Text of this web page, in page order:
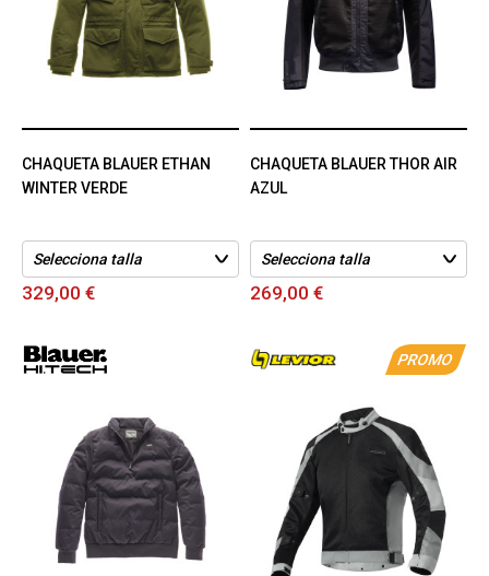
CHAQUETA BLAUER ETHAN
WINTER VERDE
329,00 €
CHAQUETA BLAUER THOR AIR
AZUL
269,00 €
PROMO